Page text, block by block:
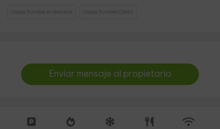
Casas Rurales Andalucía Casas Rurales Cádiz
Enviar mensaje al propietario